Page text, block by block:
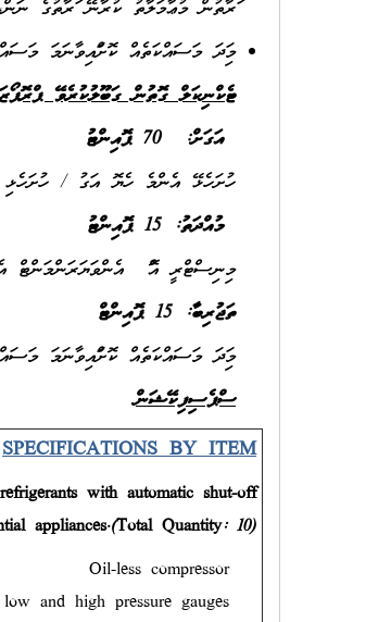
ފަރާތުން މުޢާމަލާތު ކުރާނޭ ފަރާތުގެ
މިފަދަ މަސައްކަތެއް ކޮށްފައިވާނަމަ
ޓެކްނިކަލް ގޮތުން ގަބޫލުކުރެވޭ
އަގަށް:
70 ޕޮއިންޓު
ހުށަހެޅޭ އެންމެ ހެޔޮ އަގު / ހުށަހެޅި
މުއްދަތު: 15
ޕޮއިންޓު
މިނިސްޓްރީ އޮފް އެންވަޔަރަންމަންޓް
ތަޖުރިބާ: 15 ޕޮއިންޓް
މިފަދަ މަސައްކަތެއް ކޮށްފައިވާނަމަ
ސްޕެސިފިކޭޝަން
SPECIFICATIONS BY ITEM
with automatic shut-off
appliances.(Total Quantity: 10)
Oil-less compressor
and high pressure gauges